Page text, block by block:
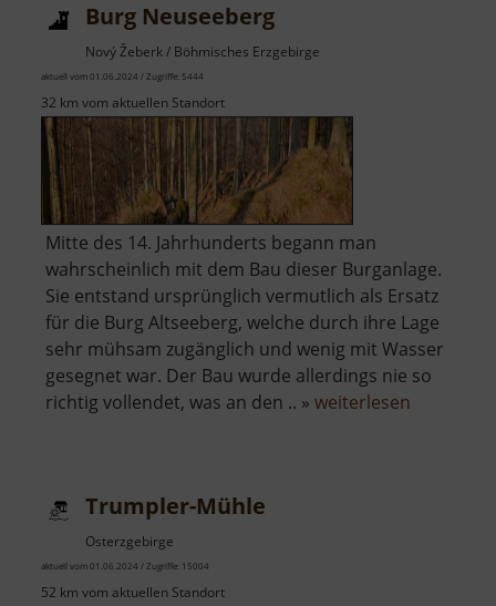
Burg Neuseeberg
Nový Žeberk / Böhmisches Erzgebirge
aktuell vom 01.06.2024 / Zugriffe: 5444
32 km vom aktuellen Standort
Mitte des 14. Jahrhunderts begann man
wahrscheinlich mit dem Bau dieser Burganlage.
Sie entstand ursprünglich vermutlich als Ersatz
für die Burg Altseeberg, welche durch ihre Lage
sehr mühsam zugänglich und wenig mit Wasser
gesegnet war. Der Bau wurde allerdings nie so
richtig vollendet, was an den .. » weiterlesen
Trumpler-Mühle
Osterzgebirge
aktuell vom 01.06.2024 / Zugriffe: 15004
52 km vom aktuellen Standort